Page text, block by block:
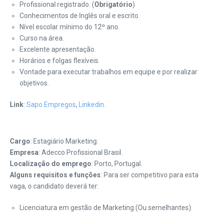
Profissional registrado. (Obrigatório)
Conhecimentos de Inglês oral e escrito.
Nível escolar mínimo do 12º ano.
Curso na área.
Excelente apresentação.
Horários e folgas flexíveis.
Vontade para executar trabalhos em equipe e por realizar
objetivos.
Link: Sapo Empregos, Linkedin.
Cargo: Estagiário Marketing.
Empresa: Adecco Profissional Brasil.
Localização do emprego: Porto, Portugal.
Alguns requisitos e funções: Para ser competitivo para esta
vaga, o candidato deverá ter:
Licenciatura em gestão de Marketing (Ou semelhantes).